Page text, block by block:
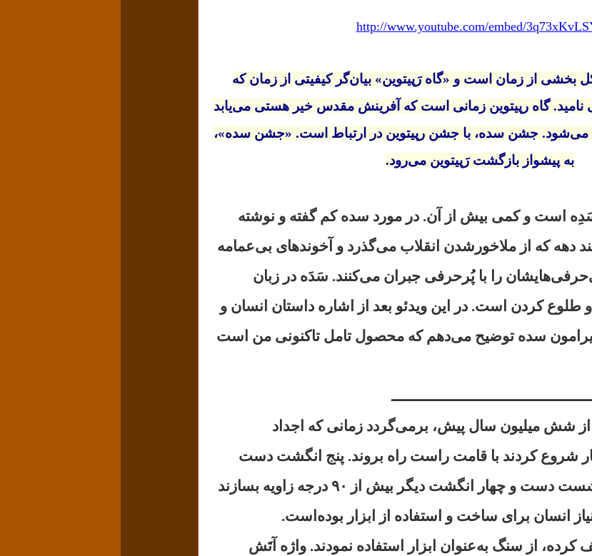
http://www.youtube.com/embed/
بخشی از زمان است و «گاه‌ رَپیتوین» بیان‌گر کیفیتی از زمان که
نامید. گاه رپیتوین زمانی است که آفرینش مقدس خیر هستی می‌یابد
می‌شود. جشن سده، با جشن رپیتوین در ارتباط است. «جشن‌ سده»،
به پیشواز بازگشت رَپیتوین می‌رود.
است و کمی بیش از آن. در مورد سده کم گفته و نوشته
دهه که از ملاخورشدن انقلاب می‌گذرد و آخوندهای بی‌عمامه
را با پُرحرفی جبران می‌کنند. سَدَه در زبان
و طلوع کردن است. در این ویدئو بعد از اشاره داستان انسان و
گزاره را پیرامون سده توضیح می‌دهم که محصول تامل تاکنونی من است
شش میلیون سال پیش، برمی‌گردد زمانی که اجداد
شروع کردند با قامت راست راه بروند. پنج انگشت دست
خود را از هم باز کنند و با شست دست‌ و چهار انگشت دیگر بیش از ۹۰ درجه زاویه بسازند
انسان برای ساخت و استفاده از ابزار بوده‌است.
کرده، از سنگ به‌عنوان ابزار استفاده نمودند. واژه آتَش